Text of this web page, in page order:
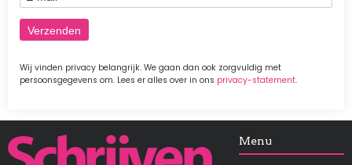
Wij vinden privacy belangrijk. We gaan dan ook zorgvuldig met
persoonsgegevens om. Lees er alles over in ons privacy-statement.
Afbeelding Menu